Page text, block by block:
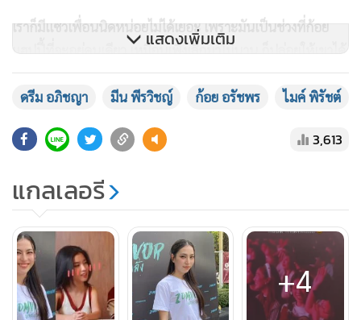
เราก็มีแซวเพื่อนนิดหน่อยไม่ได้เยอะ เพราะมันเป็นช่วงที่ก้อย
แฮปปี้ที่จะอยู่คนเดียว เหมือนเพิ่งเลิกมาไม่นาน ก็ปล่อยให้เขาได้
ใช้เวลานิดหนึ่งตอนนี้เขายังโสดอยู่ค่ะ ร้อยเปอร์เซ็นต์”
“ถ้าพี่ไมค์จีบก็ต้องแล้วแต่เขาว่าจะยังไง แต่เราโอเคอยู่แล้ว ถ้า
เพื่อนมีความรักมันเป็นเรื่องที่ดีอยู่แล้ว เวลามีความรักก้อยจะ
แอ็กทีฟมาก จะมีความสุขมากในช่วงนั้น แต่คือตอนที่เขาเรียก
บนเวที มันก็ต้องยิ้มอยู่แล้ว เป็นการตอบรับ มันเขินไง พอเรียก
แล้วกล้องแพลนมา เขาก็ทำตัวไม่ถูก เขาไม่ได้เป็นแฟนกัน ไม่
ใช่ๆ ไม่ใช่จริงๆ ไม่โกหก เราสนับสนุนอยู่แล้วถ้าเพื่อนอยากมี
แสดงเพิ่มเติม
ดรีม อภิชญา มีน พีรวิชญ์ ก้อย อรัชพร ไมค์ พิรัชต์
3,613
แกลเลอรี
+4